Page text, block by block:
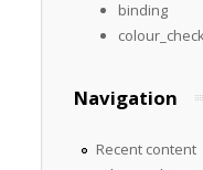
binding
Navigation
Recent content